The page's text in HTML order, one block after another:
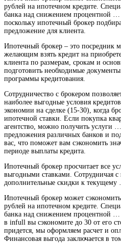
рублей на ипотечном кредите.
банка над снижением процентной …
поскольку ипотечный брокер
предложение для клиента.
Ипотечный брокер – это посредник
желающим взять кредит на
клиента по размерам, срокам и
подготовить необходимые
программы кредитования.
Сотрудничество с брокером
наиболее выгодные условия
экономии на сделке (15-30), когда
ипотечной ставки. Если покупка
агентство, можно получить услуги
предложения различных банков и
вас, что поможет вам сэкономить
периоде выплаты кредита.
Ипотечный брокер просчитает все
выгодными ставками. Сотрудничая
дополнительные скидки к текущему
Ипотечный брокер может
рублей на ипотечном кредите.
банка над снижением процентной
в infull вы сэкономите до 30 от его
придется, мы оформляем расчет и
Финансовая выгода заключается в